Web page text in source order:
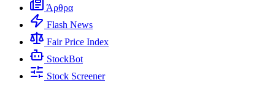
Άρθρα
Flash News
Fair Price Index
StockBot
Stock Screener